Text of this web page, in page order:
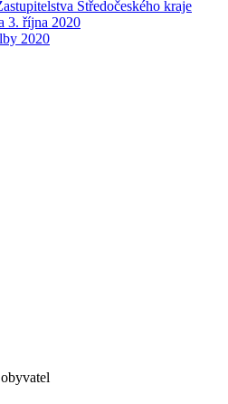
Středočeského kraje
3. října 2020
2020